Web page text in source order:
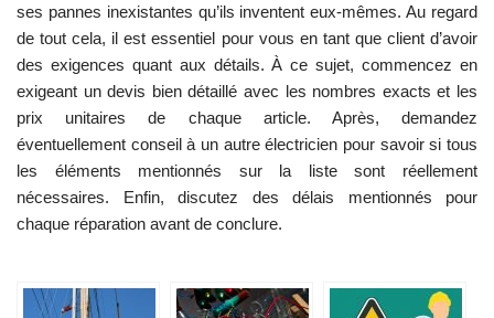
ses pannes inexistantes qu’ils inventent eux-mêmes. Au regard
de tout cela, il est essentiel pour vous en tant que client d’avoir
des exigences quant aux détails. À ce sujet, commencez en
exigeant un devis bien détaillé avec les nombres exacts et les
prix unitaires de chaque article. Après, demandez
éventuellement conseil à un autre électricien pour savoir si tous
les éléments mentionnés sur la liste sont réellement
nécessaires. Enfin, discutez des délais mentionnés pour
chaque réparation avant de conclure.